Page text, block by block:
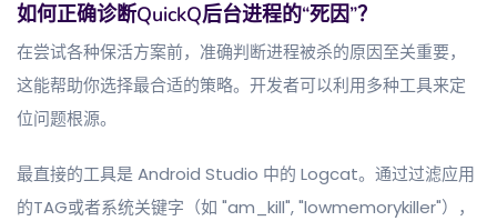
如何正确诊断QuickQ后台进程的“死因”？
在尝试各种保活方案前，准确判断进程被杀的原因至关重要，
这能帮助你选择最合适的策略。开发者可以利用多种工具来定
位问题根源。
最直接的工具是 Android Studio 中的 Logcat。通过过滤应用
的TAG或者系统关键字（如 "am_kill", "lowmemorykiller"），